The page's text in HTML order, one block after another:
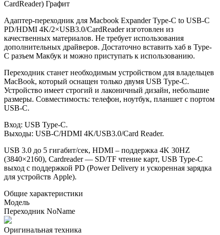
CardReader) Графит
Адаптер-переходник для Macbook Expander Type-C to USB-C
PD/HDMI 4K/2×USB3.0/CardReader изготовлен из
качественных материалов. Не требует использования
дополнительных драйверов. Достаточно вставить хаб в Type-
C разъем Макбук и можно приступать к использованию.
Переходник станет необходимым устройством для владельцев
MacBook, который оснащен только двумя USB Type-C.
Устройство имеет строгий и лаконичный дизайн, небольшие
размеры. Совместимость: телефон, ноутбук, планшет с портом
USB-C.
Вход: USB Type-C.
Выходы: USB-C/HDMI 4K/USB3.0/Card Reader.
USB 3.0 до 5 гигабит/сек, HDMI – поддержка 4K 30HZ
(3840×2160), Cardreader — SD/TF чтение карт, USB Type-C
выход с поддержкой PD (Power Delivery и ускоренная зарядка
для устройств Apple).
Общие характеристики
Модель
Переходник NoName
Оригинальная техника